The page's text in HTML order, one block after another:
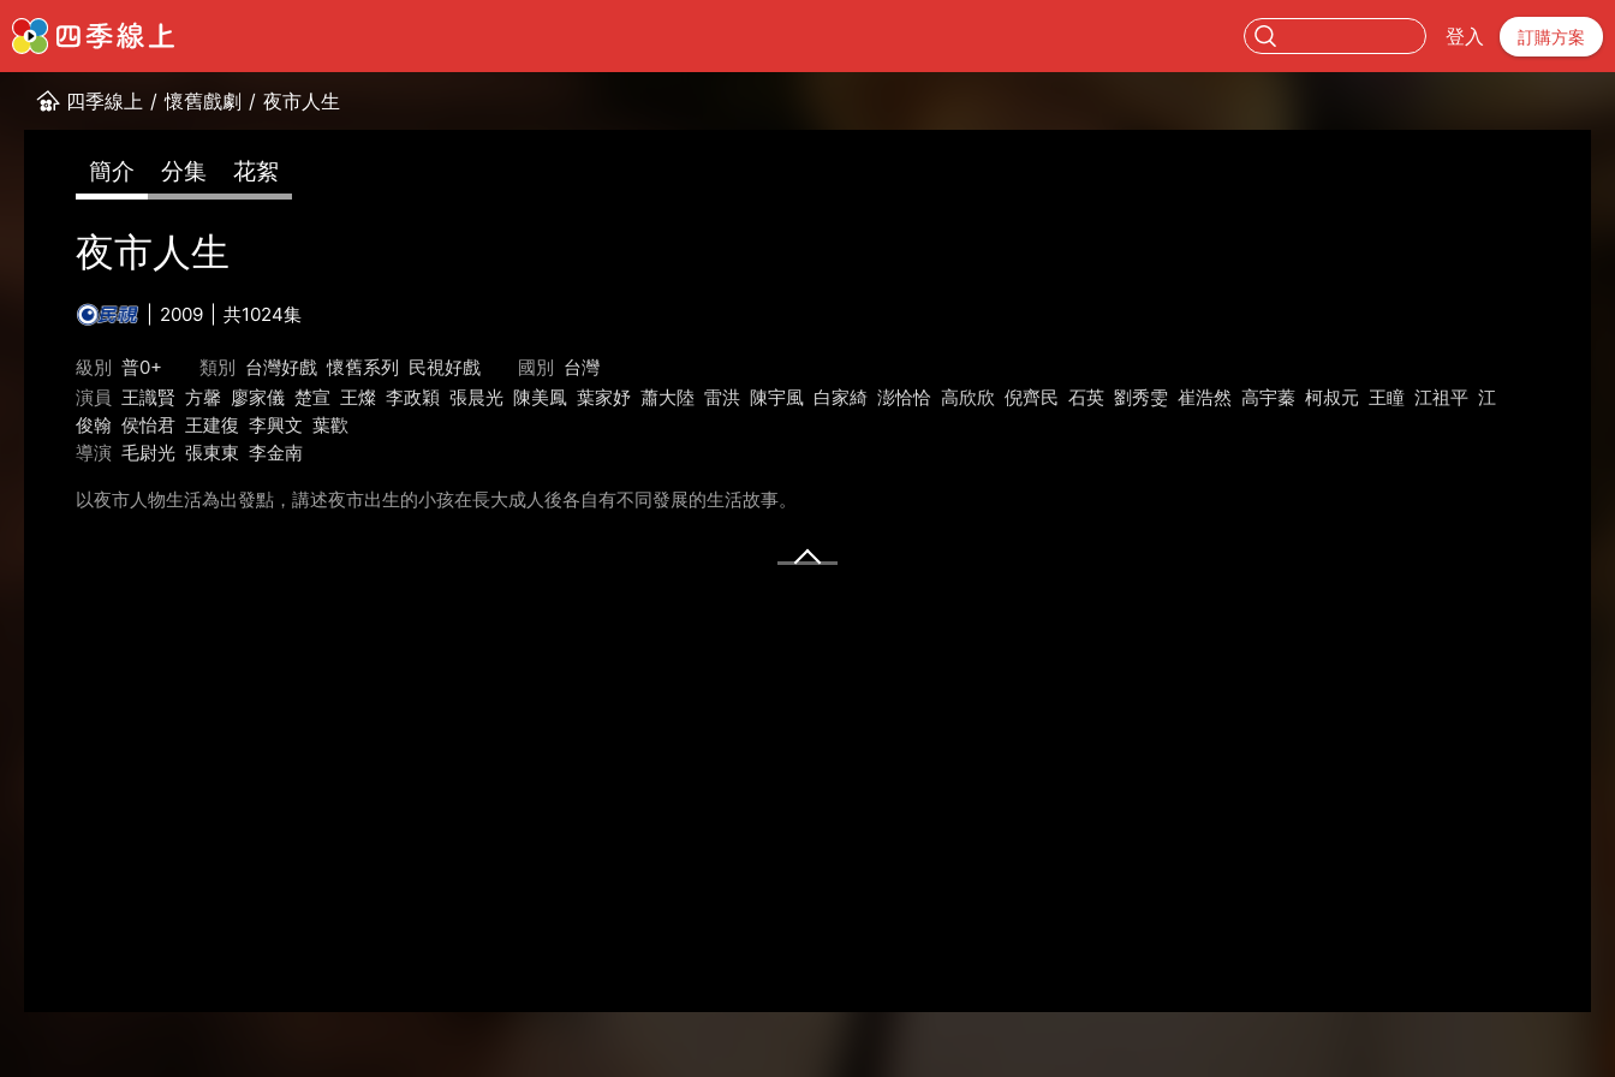
登入 訂購方案
四季線上 / 懷舊戲劇 / 夜市人生
簡介 分集 花絮
夜市人生
2009 共1024集
級別 普0+ 類別 台灣好戲 懷舊系列 民視好戲 國別 台灣
演員 王識賢 方馨 廖家儀 楚宣 王燦 李政穎 張晨光 陳美鳳 葉家妤 蕭大陸 雷洪 陳宇風 白家綺 澎恰恰 高欣欣 倪齊民 石英 劉秀雯 崔浩然 高宇蓁 柯叔元 王瞳 江祖平 江
俊翰 侯怡君 王建復 李興文 葉歡
導演 毛尉光 張東東 李金南
以夜市人物生活為出發點，講述夜市出生的小孩在長大成人後各自有不同發展的生活故事。